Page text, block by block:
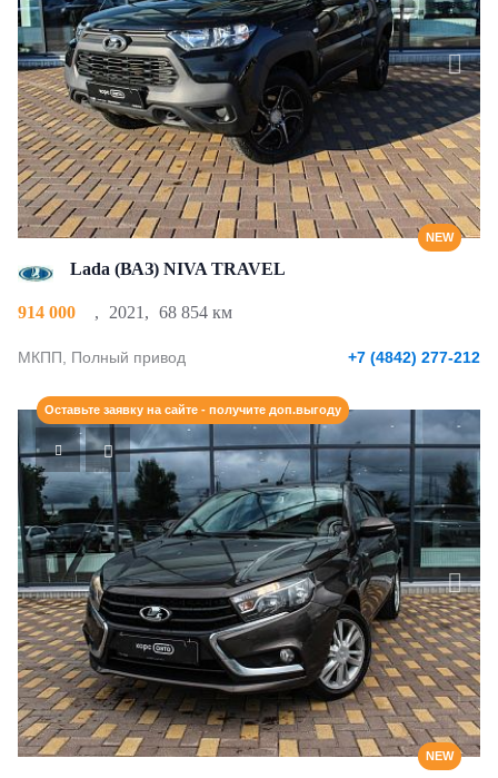
NEW
Lada (ВАЗ) NIVA TRAVEL
914 000 , 2021 , 68 854 км
МКПП, Полный привод +7 (4842) 277-212
NEW
Оставьте заявку на сайте - получите доп.выгоду